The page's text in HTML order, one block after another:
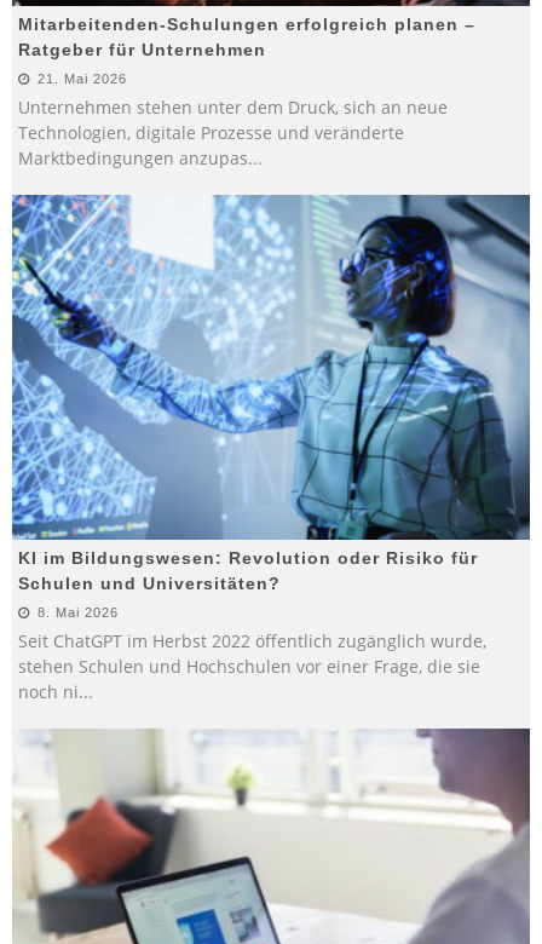
Mitarbeitenden-Schulungen erfolgreich planen –
Ratgeber für Unternehmen
21. Mai 2026
Unternehmen stehen unter dem Druck, sich an neue
Technologien, digitale Prozesse und veränderte
Marktbedingungen anzupas...
KI im Bildungswesen: Revolution oder Risiko für
Schulen und Universitäten?
8. Mai 2026
Seit ChatGPT im Herbst 2022 öffentlich zugänglich wurde,
stehen Schulen und Hochschulen vor einer Frage, die sie
noch ni...